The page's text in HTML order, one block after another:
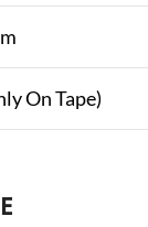
On Tape)